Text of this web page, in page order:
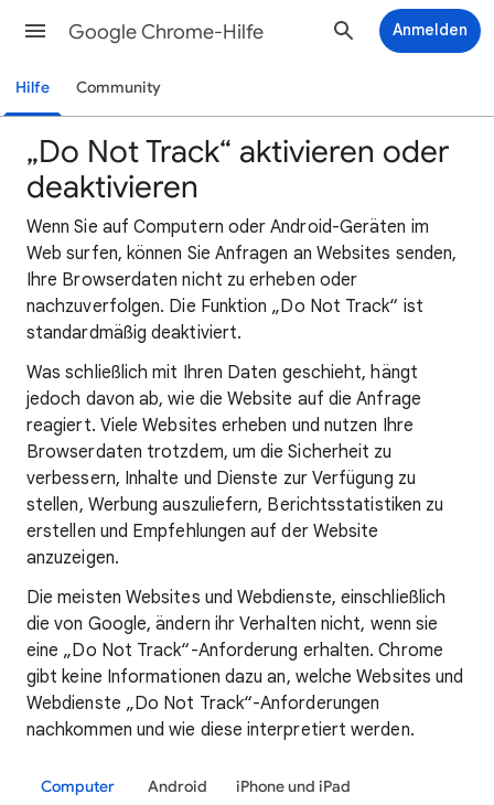
Google Chrome-Hilfe Anmelden
Hilfe Community
„Do Not Track“ aktivieren oder
deaktivieren
Wenn Sie auf Computern oder Android-Geräten im
Web surfen, können Sie Anfragen an Websites senden,
Ihre Browserdaten nicht zu erheben oder
nachzuverfolgen. Die Funktion „Do Not Track“ ist
standardmäßig deaktiviert.
Was schließlich mit Ihren Daten geschieht, hängt
jedoch davon ab, wie die Website auf die Anfrage
reagiert. Viele Websites erheben und nutzen Ihre
Browserdaten trotzdem, um die Sicherheit zu
verbessern, Inhalte und Dienste zur Verfügung zu
stellen, Werbung auszuliefern, Berichtsstatistiken zu
erstellen und Empfehlungen auf der Website
anzuzeigen.
Die meisten Websites und Webdienste, einschließlich
die von Google, ändern ihr Verhalten nicht, wenn sie
eine „Do Not Track“-Anforderung erhalten. Chrome
gibt keine Informationen dazu an, welche Websites und
Webdienste „Do Not Track“-Anforderungen
nachkommen und wie diese interpretiert werden.
Computer Android iPhone und iPad